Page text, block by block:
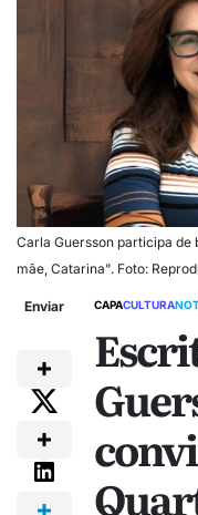
Carla Guersson participa
mãe, Catarina". Foto:
Enviar CAPACULTURA